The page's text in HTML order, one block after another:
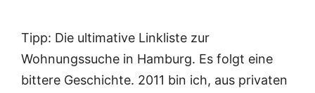
Tipp: Die ultimative Linkliste zur
Wohnungssuche in Hamburg. Es folgt eine
bittere Geschichte. 2011 bin ich, aus privaten